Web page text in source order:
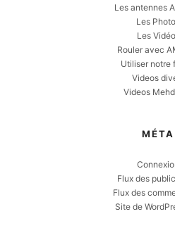
Les antennes
Les
Les
Rouler avec
Utiliser notre
Videos
Videos
MÉTA
Flux des
Flux des
Site de